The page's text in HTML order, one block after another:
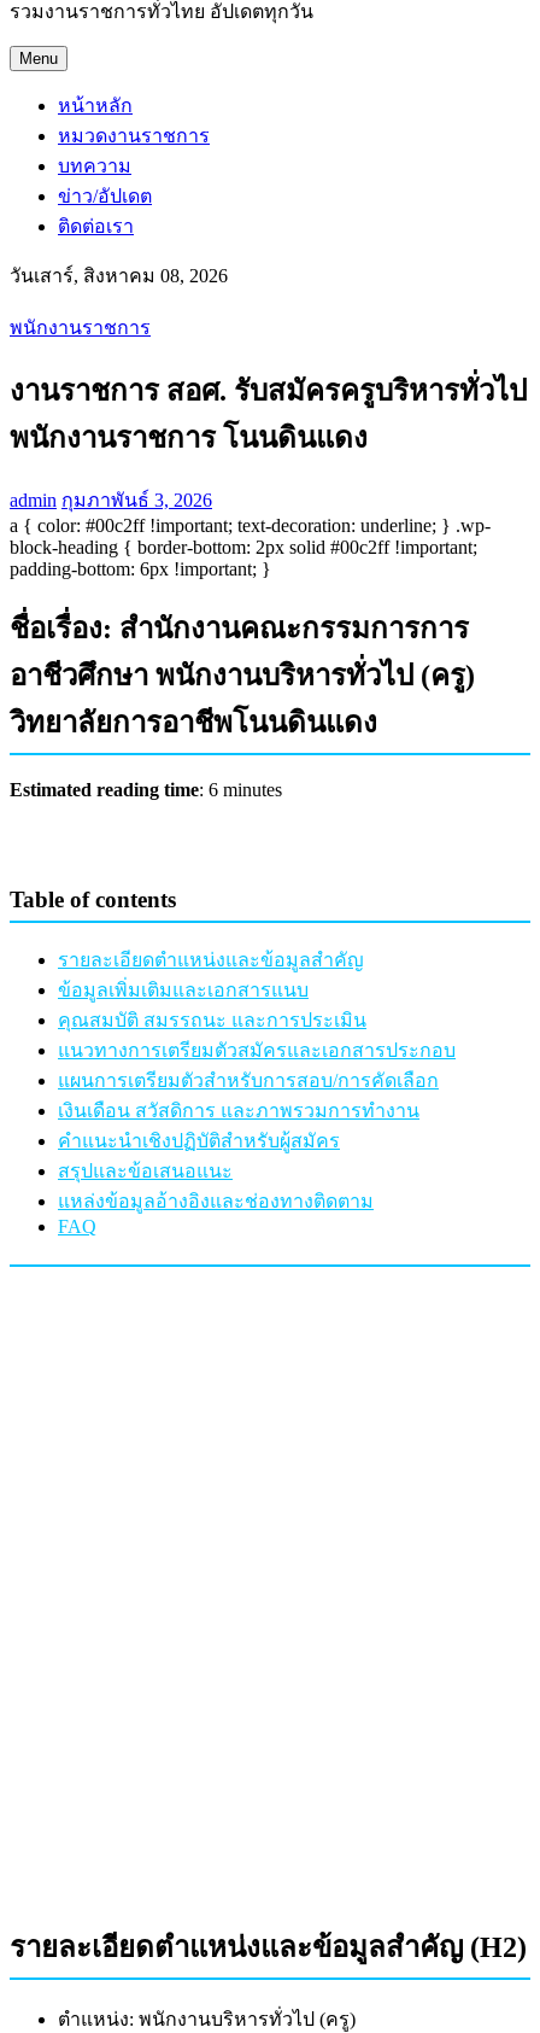
รวมงานราชการทั่วไทย อัปเดตทุกวัน
Menu
หน้าหลัก
หมวดงานราชการ
บทความ
ข่าว/อัปเดต
ติดต่อเรา
วันเสาร์, สิงหาคม 08, 2026
พนักงานราชการ
งานราชการ สอศ. รับสมัครครูบริหารทั่วไป
พนักงานราชการ โนนดินแดง
admin กุมภาพันธ์ 3, 2026
a { color: #00c2ff !important; text-decoration: underline; } .wp-
block-heading { border-bottom: 2px solid #00c2ff !important;
padding-bottom: 6px !important; }
ชื่อเรื่อง: สำนักงานคณะกรรมการการ
อาชีวศึกษา พนักงานบริหารทั่วไป (ครู)
วิทยาลัยการอาชีพโนนดินแดง
Estimated reading time: 6 minutes
Table of contents
รายละเอียดตำแหน่งและข้อมูลสำคัญ
ข้อมูลเพิ่มเติมและเอกสารแนบ
คุณสมบัติ สมรรถนะ และการประเมิน
แนวทางการเตรียมตัวสมัครและเอกสารประกอบ
แผนการเตรียมตัวสำหรับการสอบ/การคัดเลือก
เงินเดือน สวัสดิการ และภาพรวมการทำงาน
คำแนะนำเชิงปฏิบัติสำหรับผู้สมัคร
สรุปและข้อเสนอแนะ
แหล่งข้อมูลอ้างอิงและช่องทางติดตาม
FAQ
รายละเอียดตำแหน่งและข้อมูลสำคัญ (H2)
ตำแหน่ง: พนักงานบริหารทั่วไป (ครู)